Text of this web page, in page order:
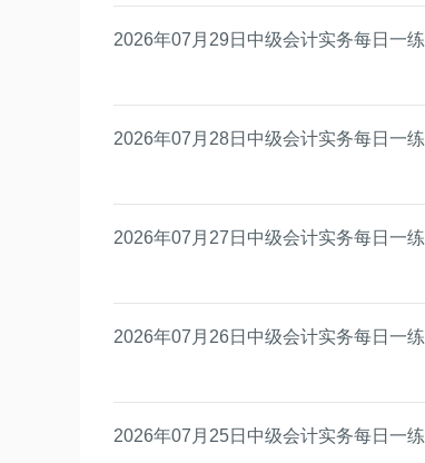
2026年07月29日中级会计实务每日一练
2026年07月28日中级会计实务每日一练
2026年07月27日中级会计实务每日一练
2026年07月26日中级会计实务每日一练
2026年07月25日中级会计实务每日一练